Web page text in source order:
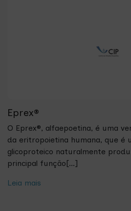
Eprex®
O Eprex®, alfaepoetina, é uma
da eritropoietina humana, que é
glicoproteico naturalmente
principal função[...]
Leia mais